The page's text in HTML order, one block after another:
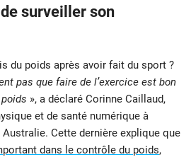
surveiller son
du poids après avoir fait du sport ?
pas que faire de l’exercice est bon
», a déclaré Corinne Caillaud,
et de santé numérique à
Australie. Cette dernière explique que
dans le contrôle du poids,